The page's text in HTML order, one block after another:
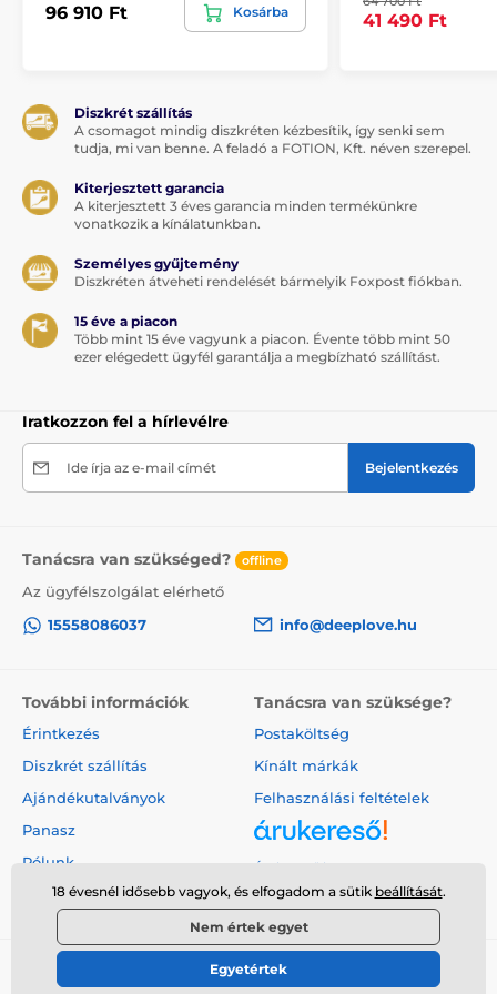
96 910 Ft Kosárba 41 490 Ft
Diszkrét szállítás
A csomagot mindig diszkréten kézbesítik, így senki sem
tudja, mi van benne. A feladó a FOTION, Kft. néven szerepel.
Kiterjesztett garancia
A kiterjesztett 3 éves garancia minden termékünkre
vonatkozik a kínálatunkban.
Személyes gyűjtemény
Diszkréten átveheti rendelését bármelyik Foxpost fiókban.
15 éve a piacon
Több mint 15 éve vagyunk a piacon. Évente több mint 50
ezer elégedett ügyfél garantálja a megbízható szállítást.
Iratkozzon fel a hírlevélre
Ide írja az e-mail címét Bejelentkezés
Tanácsra van szükséged? offline
Az ügyfélszolgálat elérhető
15558086037
info@deeplove.hu
További információk
Érintkezés
Diszkrét szállítás
Ajándékutalványok
Panasz
Rólunk
Tanácsra van szüksége?
Postaköltség
Kínált márkák
Felhasználási feltételek
Árukereső.hu
© 2026 www.deeplove.hu ⦁ Webshop szolgáltatónk a
18 évesnél idősebb vagyok, és elfogadom a sütik beállítását.
Nem értek egyet
Egyetértek